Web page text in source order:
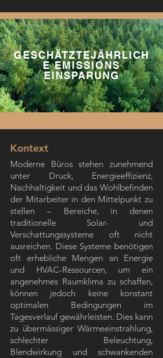
GESCHÄTZTEJÄHRLICH
E EMISSIONS
EINSPARUNG
Kontext
Moderne Büros stehen zunehmend
unter Druck, Energieeffizienz,
Nachhaltigkeit und das Wohlbefinden
der Mitarbeiter in den Mittelpunkt zu
stellen – Bereiche, in denen
traditionelle Solar- und
Verschattungssysteme oft nicht
ausreichen. Diese Systeme benötigen
oft erhebliche Mengen an Energie
und HVAC-Ressourcen, um ein
angenehmes Raumklima zu schaffen,
können jedoch keine konstant
optimalen Bedingungen im
Tagesverlauf gewährleisten. Dies kann
zu übermässiger Wärmeeinstrahlung,
schlechter Beleuchtung,
Blendwirkung und schwankenden